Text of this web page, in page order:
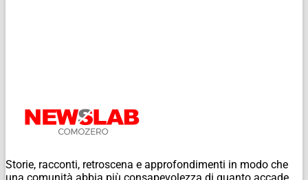
Storie, racconti, retroscena e approfondimenti in modo che
una comunità abbia più consapevolezza di quanto accade